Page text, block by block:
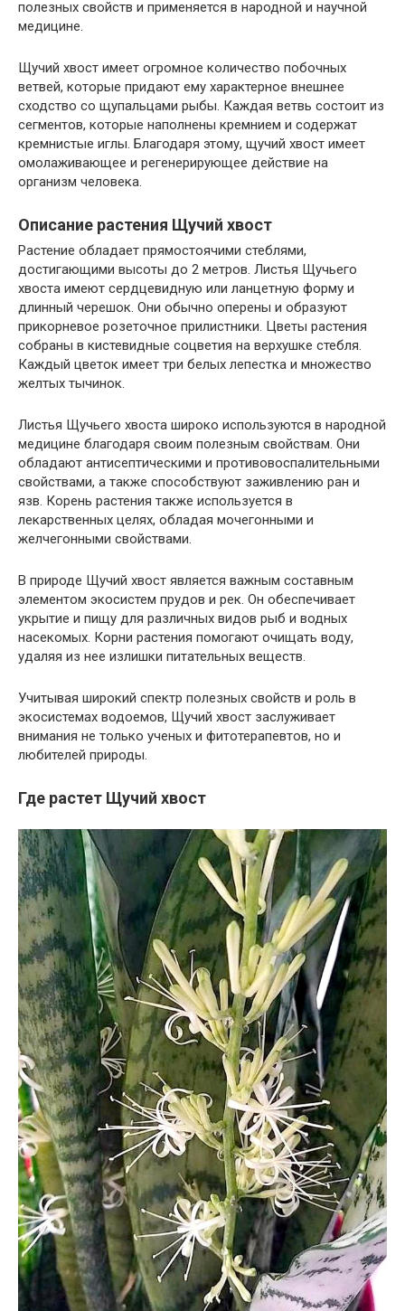
полезных свойств и применяется в народной и научной
медицине.
Щучий хвост имеет огромное количество побочных
ветвей, которые придают ему характерное внешнее
сходство со щупальцами рыбы. Каждая ветвь состоит из
сегментов, которые наполнены кремнием и содержат
кремнистые иглы. Благодаря этому, щучий хвост имеет
омолаживающее и регенерирующее действие на
организм человека.
Описание растения Щучий хвост
Растение обладает прямостоячими стеблями,
достигающими высоты до 2 метров. Листья Щучьего
хвоста имеют сердцевидную или ланцетную форму и
длинный черешок. Они обычно оперены и образуют
прикорневое розеточное прилистники. Цветы растения
собраны в кистевидные соцветия на верхушке стебля.
Каждый цветок имеет три белых лепестка и множество
желтых тычинок.
Листья Щучьего хвоста широко используются в народной
медицине благодаря своим полезным свойствам. Они
обладают антисептическими и противовоспалительными
свойствами, а также способствуют заживлению ран и
язв. Корень растения также используется в
лекарственных целях, обладая мочегонными и
желчегонными свойствами.
В природе Щучий хвост является важным составным
элементом экосистем прудов и рек. Он обеспечивает
укрытие и пищу для различных видов рыб и водных
насекомых. Корни растения помогают очищать воду,
удаляя из нее излишки питательных веществ.
Учитывая широкий спектр полезных свойств и роль в
экосистемах водоемов, Щучий хвост заслуживает
внимания не только ученых и фитотерапевтов, но и
любителей природы.
Где растет Щучий хвост